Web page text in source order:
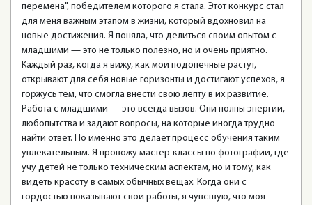
перемена", победителем которого я стала. Этот конкурс стал
для меня важным этапом в жизни, который вдохновил на
новые достижения. Я поняла, что делиться своим опытом с
младшими — это не только полезно, но и очень приятно.
Каждый раз, когда я вижу, как мои подопечные растут,
открывают для себя новые горизонты и достигают успехов, я
горжусь тем, что смогла внести свою лепту в их развитие.
Работа с младшими — это всегда вызов. Они полны энергии,
любопытства и задают вопросы, на которые иногда трудно
найти ответ. Но именно это делает процесс обучения таким
увлекательным. Я провожу мастер-классы по фотографии, где
учу детей не только техническим аспектам, но и тому, как
видеть красоту в самых обычных вещах. Когда они с
гордостью показывают свои работы, я чувствую, что моя